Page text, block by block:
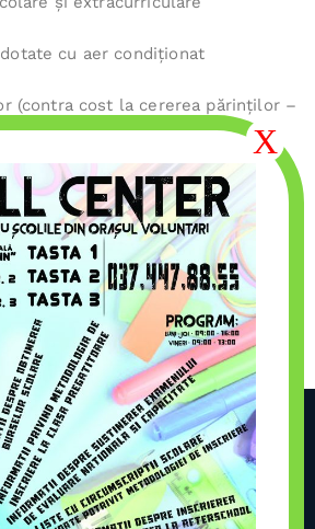
cu aer condiţionat
(contra cost la cererea părinţilor –
etc)
periodic
contra cost
între 08.00-18.00